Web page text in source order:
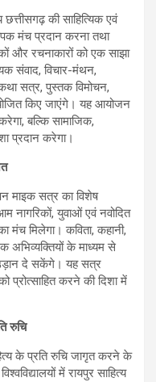
की साहित्यिक एवं
मंच प्रदान करना तथा
और रचनाकारों को एक साझा
संवाद, विचार-मंथन,
कथा सत्र, पुस्तक विमोचन,
किए जाएंगे। यह आयोजन
बल्कि सामाजिक,
प्रदान करेगा।
माइक सत्र का विशेष
नागरिकों, युवाओं एवं नवोदित
मंच मिलेगा। कविता, कहानी,
अभिव्यक्तियों के माध्यम से
उड़ान दे सकेंगे। यह सत्र
प्रोत्साहित करने की दिशा में
रुचि
के प्रति रुचि जागृत करने के
में रायपुर साहित्य